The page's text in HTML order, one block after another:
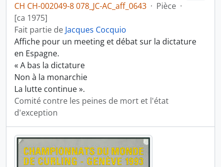
CH CH-002049-8 078_JC-AC_aff_0643 · Pièce ·
[ca 1975]
Fait partie de Jacques Cocquio
Affiche pour un meeting et débat sur la dictature
en Espagne.
« A bas la dictature
Non à la monarchie
La lutte continue ».
Comité contre les peines de mort et l'état
d'exception